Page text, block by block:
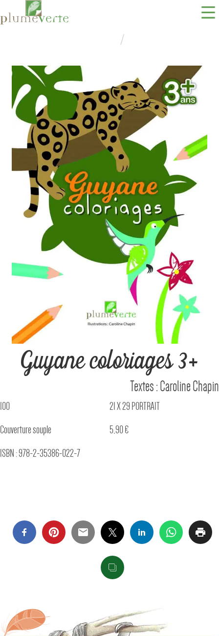
Guyane coloriages 3+
Textes : Caroline Chapin
100
21 X 29 PORTRAIT
Couverture souple
5,90 €
ISBN : 978-2-35386-022-7